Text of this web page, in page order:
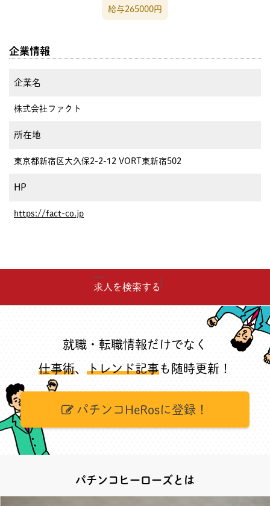
給与265000円
企業情報
企業名
株式会社ファクト
所在地
東京都新宿区大久保2-2-12 VORT東新宿502
HP
https://fact-co.jp
求人を検索する
就職・転職情報だけでなく
仕事術、 トレンド記事も随時更新！
パチンコHeRosに登録！
パチンコヒーローズとは